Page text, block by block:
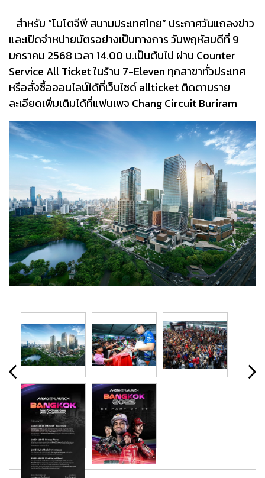
สำหรับ “โมโตจีพี สนามประเทศไทย” ประกาศวันแถลงข่าว
และเปิดจำหน่ายบัตรอย่างเป็นทางการ วันพฤหัสบดีที่ 9
มกราคม 2568 เวลา 14.00 น.เป็นต้นไป ผ่าน Counter
Service All Ticket ในร้าน 7-Eleven ทุกสาขาทั่วประเทศ
หรือสั่งซื้อออนไลน์ได้ที่เว็บไซด์ allticket ติดตามราย
ละเอียดเพิ่มเติมได้ที่แฟนเพจ Chang Circuit Buriram